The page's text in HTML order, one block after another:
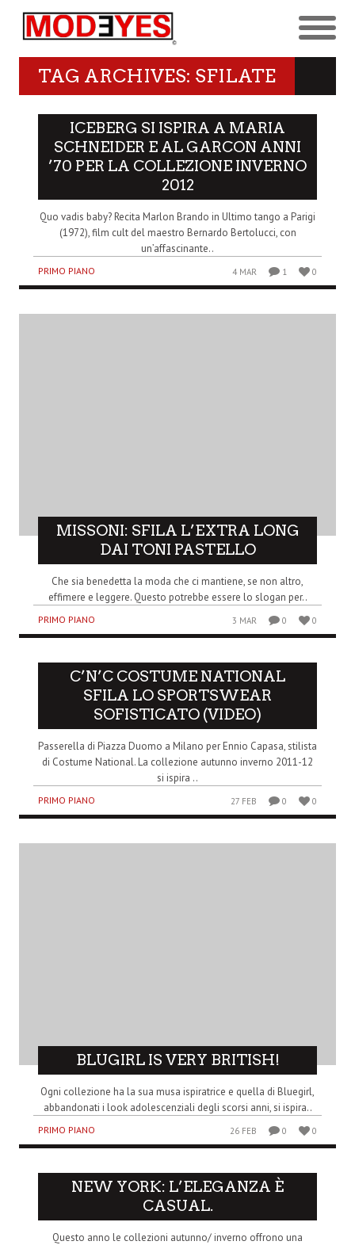
TAG ARCHIVES: SFILATE
ICEBERG SI ISPIRA A MARIA
SCHNEIDER E AL GARCON ANNI
’70 PER LA COLLEZIONE INVERNO
2012
Quo vadis baby? Recita Marlon Brando in Ultimo tango a Parigi
(1972), film cult del maestro Bernardo Bertolucci, con
un’affascinante..
PRIMO PIANO 4 MAR 1 0
MISSONI: SFILA L’EXTRA LONG
DAI TONI PASTELLO
Che sia benedetta la moda che ci mantiene, se non altro,
effimere e leggere. Questo potrebbe essere lo slogan per..
PRIMO PIANO 3 MAR 0 0
C’N’C COSTUME NATIONAL
SFILA LO SPORTSWEAR
SOFISTICATO (VIDEO)
Passerella di Piazza Duomo a Milano per Ennio Capasa, stilista
di Costume National. La collezione autunno inverno 2011-12
si ispira ..
PRIMO PIANO 27 FEB 0 0
BLUGIRL IS VERY BRITISH!
Ogni collezione ha la sua musa ispiratrice e quella di Bluegirl,
abbandonati i look adolescenziali degli scorsi anni, si ispira..
PRIMO PIANO 26 FEB 0 0
NEW YORK: L’ELEGANZA È
CASUAL.
Questo anno le collezioni autunno/ inverno offrono una